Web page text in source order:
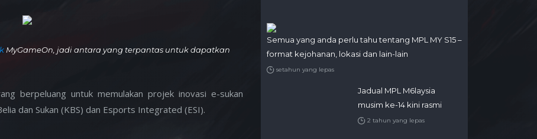
MyGameOn, jadi antara yang terpantas untuk dapatkan
berpeluang untuk memulakan projek inovasi e-sukan
dan Sukan (KBS) dan Esports Integrated (ESI).
Semua yang anda perlu tahu tentang MPL MY S15 –
format kejohanan, lokasi dan lain-lain
setahun yang lepas
Jadual MPL M6laysia
musim ke-14 kini rasmi
2 tahun yang lepas